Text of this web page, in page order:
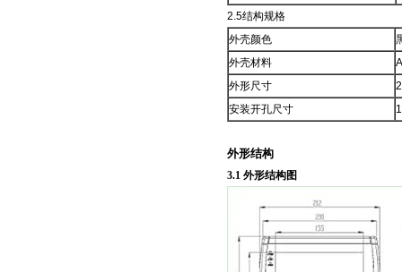
2.5结构规格
外壳颜色
外壳材料
外形尺寸
安装开孔尺寸
外形结构
3.1 外形结构图